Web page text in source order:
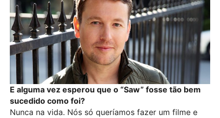
E alguma vez esperou que o “Saw” fosse tão bem
sucedido como foi?
Nunca na vida. Nós só queríamos fazer um filme e